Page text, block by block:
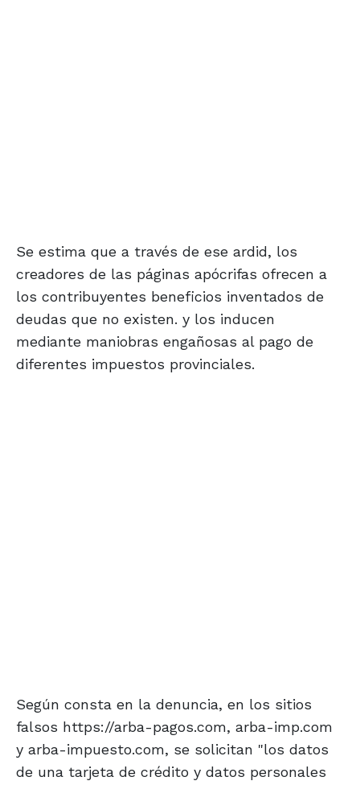
Se estima que a través de ese ardid, los
creadores de las páginas apócrifas ofrecen a
los contribuyentes beneficios inventados de
deudas que no existen. y los inducen
mediante maniobras engañosas al pago de
diferentes impuestos provinciales.
Según consta en la denuncia, en los sitios
falsos https://arba-pagos.com, arba-imp.com
y arba-impuesto.com, se solicitan "los datos
de una tarjeta de crédito y datos personales